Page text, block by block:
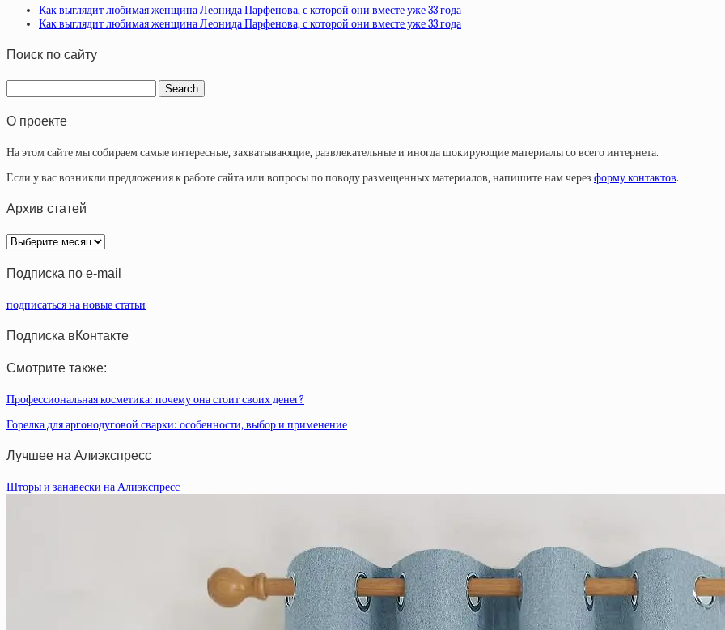
Как выглядит любимая женщина Леонида Парфенова, с которой они вместе уже 33 года
Как выглядит любимая женщина Леонида Парфенова, с которой они вместе уже 33 года
Поиск по сайту
О проекте
На этом сайте мы собираем самые интересные, захватывающие, развлекательные и иногда шокирующие материалы со всего интернета.
Если у вас возникли предложения к работе сайта или вопросы по поводу размещенных материалов, напишите нам через форму контактов.
Архив статей
Архив
статей
Подписка по e-mail
подписаться на новые статьи
Подписка вКонтакте
Смотрите также:
Профессиональная косметика: почему она стоит своих денег?
Горелка для аргонодуговой сварки: особенности, выбор и применение
Лучшее на Алиэкспресс
Шторы и занавески на Алиэкспресс